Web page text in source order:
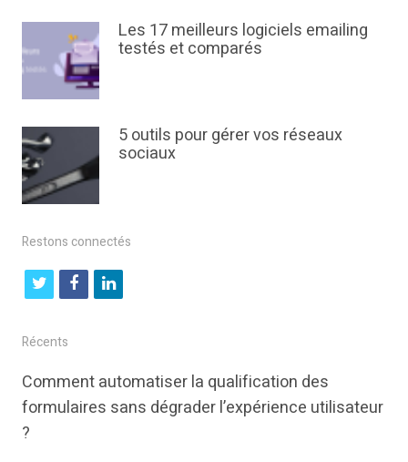
Les 17 meilleurs logiciels emailing
testés et comparés
5 outils pour gérer vos réseaux
sociaux
Restons connectés
t
i
t
f
b
l
k
e
Récents
Comment automatiser la qualification des
formulaires sans dégrader l’expérience utilisateur
?